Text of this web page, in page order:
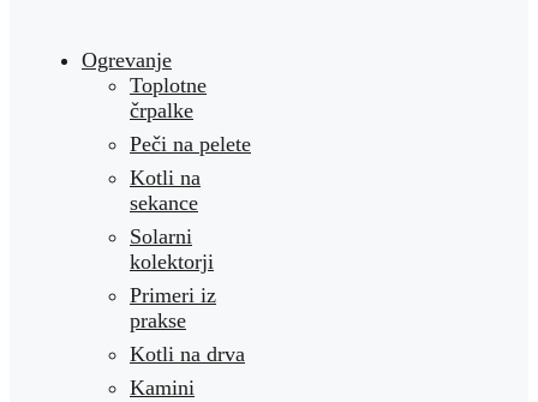
Ogrevanje
Toplotne
črpalke
Peči na pelete
Kotli na
sekance
Solarni
kolektorji
Primeri iz
prakse
Kotli na drva
Kamini